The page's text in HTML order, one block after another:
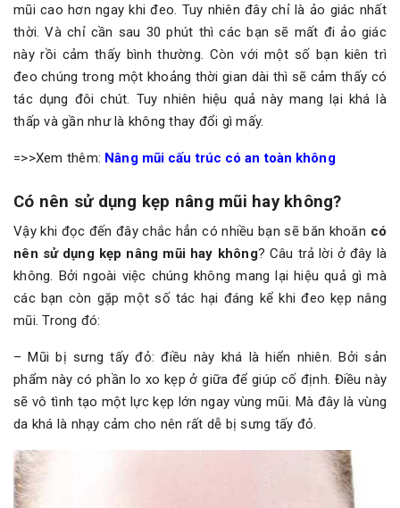
mũi cao hơn ngay khi đeo. Tuy nhiên đây chỉ là ảo giác nhất
thời. Và chỉ cần sau 30 phút thì các bạn sẽ mất đi ảo giác
này rồi cảm thấy bình thường. Còn với một số bạn kiên trì
đeo chúng trong một khoảng thời gian dài thì sẽ cảm thấy có
tác dụng đôi chút. Tuy nhiên hiệu quả này mang lại khá là
thấp và gần như là không thay đổi gì mấy.
=>>Xem thêm: Nâng mũi cấu trúc có an toàn không
Có nên sử dụng kẹp nâng mũi hay không?
Vậy khi đọc đến đây chắc hẳn có nhiều bạn sẽ băn khoăn có
nên sử dụng kẹp nâng mũi hay không? Câu trả lời ở đây là
không. Bởi ngoài việc chúng không mang lại hiệu quả gì mà
các bạn còn gặp một số tác hại đáng kể khi đeo kẹp nâng
mũi. Trong đó:
– Mũi bị sưng tấy đỏ: điều này khá là hiển nhiên. Bởi sản
phẩm này có phần lo xo kẹp ở giữa để giúp cố định. Điều này
sẽ vô tình tạo một lực kẹp lớn ngay vùng mũi. Mà đây là vùng
da khá là nhạy cảm cho nên rất dễ bị sưng tấy đỏ.